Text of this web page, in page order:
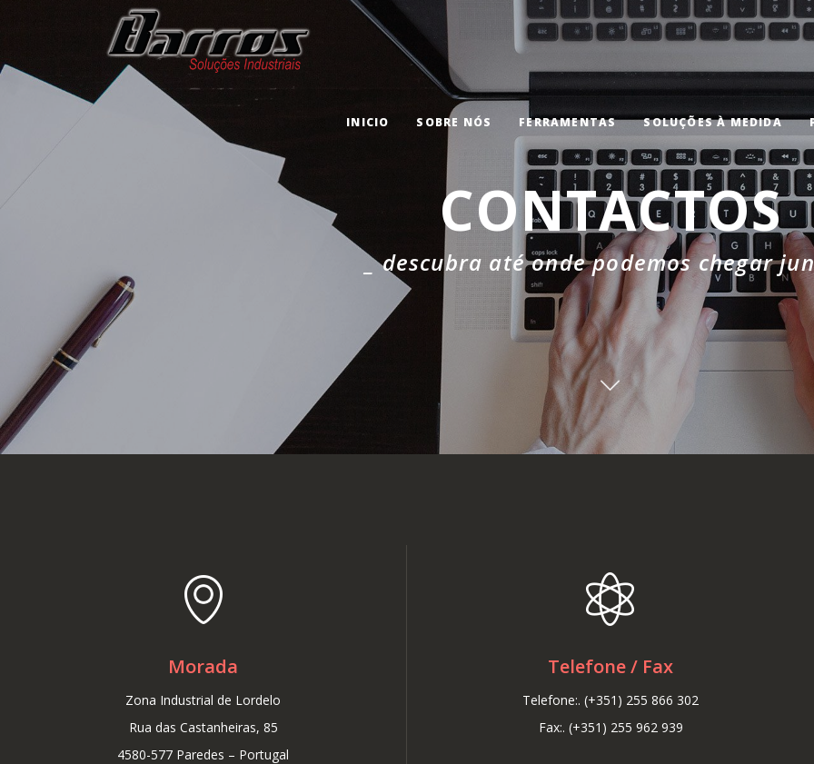
INICIO SOBRE NÓS FERRAMENTAS SOLUÇÕES À MEDIDA
CONTACTOS
_ descubra até onde podemos chegar
Morada
Zona Industrial de Lordelo
Rua das Castanheiras, 85
4580-577 Paredes – Portugal
Telefone / Fax
Telefone:. (+351) 255 866 302
Fax:. (+351) 255 962 939